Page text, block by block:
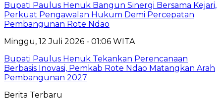
Bupati Paulus Henuk Bangun Sinergi Bersama Kejari,
Perkuat Pengawalan Hukum Demi Percepatan
Pembangunan Rote Ndao
Minggu, 12 Juli 2026 - 01:06 WITA
Bupati Paulus Henuk Tekankan Perencanaan
Berbasis Inovasi, Pemkab Rote Ndao Matangkan Arah
Pembangunan 2027
Berita Terbaru